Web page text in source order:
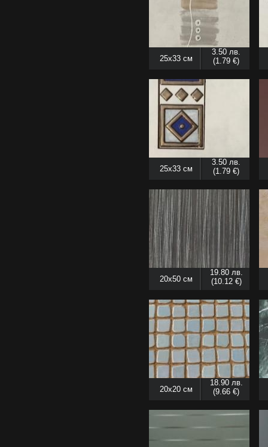
25x33 см
3.50 лв.
(1.79 €)
25x33 см
3.50 лв.
(1.79 €)
20x50 см
19.80 лв.
(10.12 €)
20x20 см
18.90 лв.
(9.66 €)